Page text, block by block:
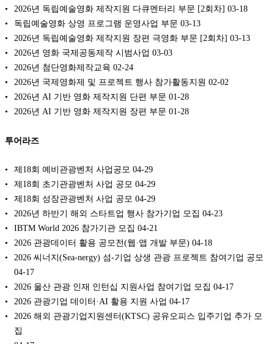
2026년 독립예술영화 제작지원 다큐멘터리 부문 [2회차] 03-18
독립예술영화 상영 프로그램 운영사업 부문 03-13
2026년 독립예술영화 제작지원 장편 극영화 부문 [2회차] 03-13
2026년 영화 국제공동제작 시범사업 03-03
2026년 첨단영화제작교육 02-24
2026년 국제영화제 및 프로젝트 행사 참가활동지원 02-02
2026년 AI 기반 영화 제작지원 단편 부문 01-28
2026년 AI 기반 영화 제작지원 장편 부문 01-28
투어라즈
제18회 예비관광벤처 사업공모 04-29
제18회 초기관광벤처 사업 공모 04-29
제18회 성장관광벤처 사업 공모 04-29
2026년 하반기 해외 스타트업 행사 참가기업 모집 04-23
IBTM World 2026 참가기관 모집 04-21
2026 관광데이터 활용 공모전(웹·앱 개발 부문) 04-18
2026 씨너지(Sea-nergy) 섬-기업 상생 관광 프로젝트 참여기업 공모
04-17
2026 울산 관광 인재 인턴십 지원사업 참여기업 모집 04-17
2026 관광기업 데이터·AI 활용 지원 사업 04-17
2026 해외 관광기업지원센터(KTSC) 공유오피스 입주기업 추가 모
집